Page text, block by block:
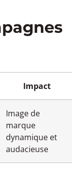
Impact
Image de
marque
dynamique et
audacieuse